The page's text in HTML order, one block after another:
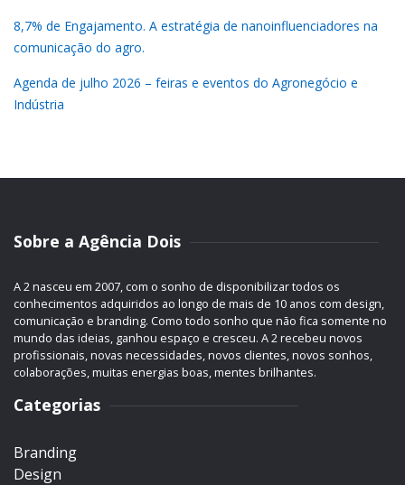
8,7% de Engajamento. A estratégia de nanoinfluenciadores na
comunicação do agro.
Agenda de julho 2026 – feiras e eventos do Agronegócio e
Indústria
Sobre a Agência Dois
A 2 nasceu em 2007, com o sonho de disponibilizar todos os
conhecimentos adquiridos ao longo de mais de 10 anos com design,
comunicação e branding. Como todo sonho que não fica somente no
mundo das ideias, ganhou espaço e cresceu. A 2 recebeu novos
profissionais, novas necessidades, novos clientes, novos sonhos,
colaborações, muitas energias boas, mentes brilhantes.
Categorias
Branding
Design